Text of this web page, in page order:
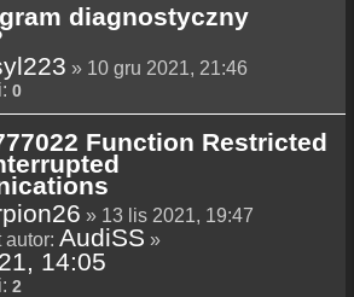
diagnostyczny
» 10 gru 2021, 21:46
0
Function Restricted
» 13 lis 2021, 19:47
autor: AudiSS »
14:05
2